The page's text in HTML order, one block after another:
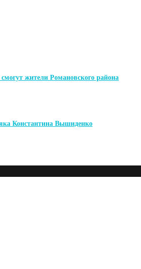
жители Романовского района
Константина Вышиденко